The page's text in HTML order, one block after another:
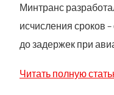
Минтранс
исчисления сроков
до задержек при
Читать полную